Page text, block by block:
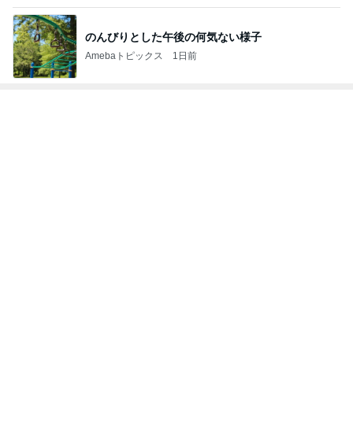
のんびりとした午後の何気ない様子
Amebaトピックス 1日前